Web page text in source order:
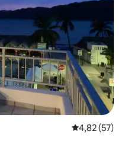
Средна
4,82 (57)